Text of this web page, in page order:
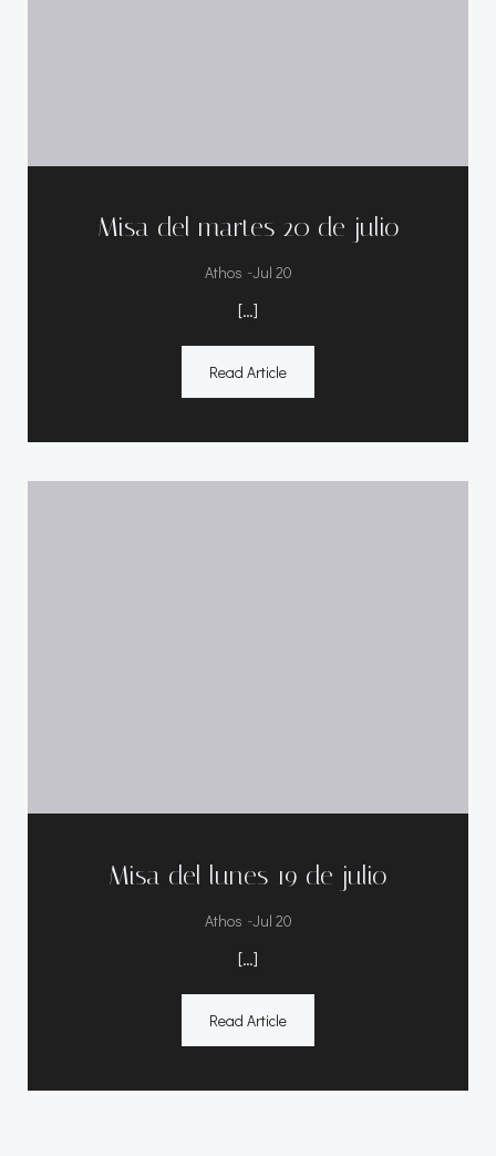
Misa del martes 20 de julio
Athos -Jul 20
[…]
Read Article
Misa del lunes 19 de julio
Athos -Jul 20
[…]
Read Article